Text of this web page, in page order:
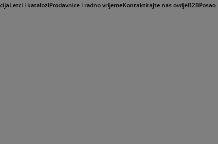
Letci i kataloziProdavnice i radno vrijemeKontaktirajte nas ovdjeB2BPosao